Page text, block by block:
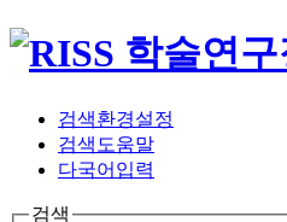
검색환경설정
검색도움말
다국어입력
검색